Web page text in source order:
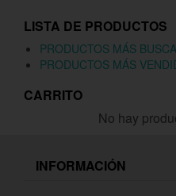
LISTA DE PRODUCTOS
PRODUCTOS MÁS
PRODUCTOS MÁS
CARRITO
No hay
INFORMACIÓN